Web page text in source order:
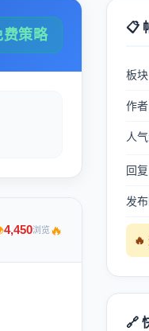
费策略
4,450浏览🔥
📋
板块
作者
人
回复
发
🔥
🔗